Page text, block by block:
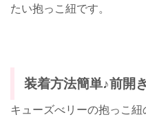
たい抱っこ紐です。
装着方法簡単♪前開
キューズべリーの抱っこ紐